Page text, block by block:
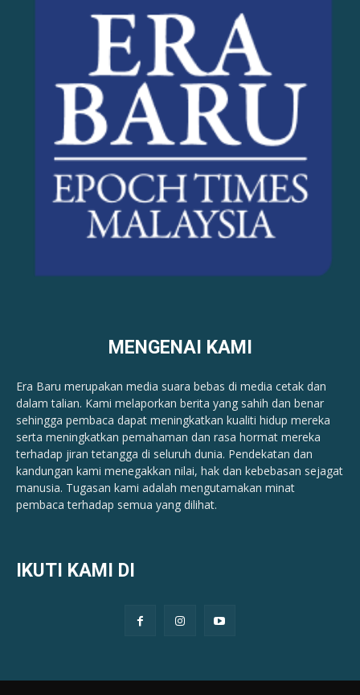
MENGENAI KAMI
Era Baru merupakan media suara bebas di media cetak dan
dalam talian. Kami melaporkan berita yang sahih dan benar ​​
sehingga pembaca dapat meningkatkan kualiti hidup mereka
serta meningkatkan pemahaman dan rasa hormat mereka
terhadap jiran tetangga di seluruh dunia. Pendekatan dan
kandungan kami menegakkan nilai, hak dan kebebasan sejagat
manusia. Tugasan kami adalah mengutamakan minat
pembaca terhadap semua yang dilihat.
IKUTI KAMI DI